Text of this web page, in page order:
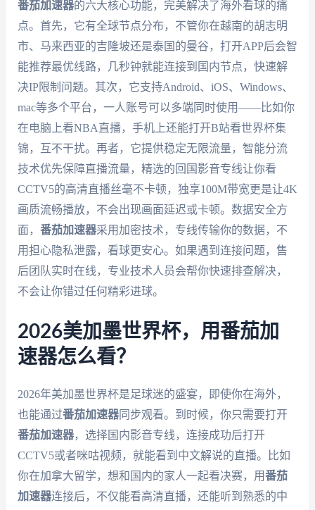
番茄加速器的六大核心功能，完美解决了海外看球的痛
点。首先，它有全球节点分布，不管你在越南的胡志明
市、马来西亚的吉隆坡还是泰国的曼谷，打开APP后会智
能推荐最优线路，几秒钟就能连接到国内节点，快速解
决IP限制问题。其次，它支持Android、iOS、Windows、
mac等多个平台，一人账号可以多端同时使用——比如你
在电脑上看NBA直播，手机上还能打开B站看世界杯集
锦，互不干扰。再者，它提供稳定无限流量，智能分流
技术优先保障直播流量，精选的回国影音专线让你看
CCTV5的高清直播丝毫不卡顿，独享100M带宽更是让4K
画质流畅播放，不会出现画面延迟或卡顿。数据安全方
面， 番茄加速器采用加密技术，专线传输你的数据，不
用担心隐私泄露，看球更安心。如果遇到连接问题，售
后团队实时在线，专业技术人员会帮你快速排查解决，
不会让你错过任何精彩进球。
2026美加墨世界杯，用番茄加
速器怎么看？
2026年美加墨世界杯是足球迷的盛宴，即使你在海外，
也能通过番茄加速器同步观看。到时候，你只需要打开
番茄加速器，选择国内影音专线，连接成功后打开
CCTV5或者咪咕视频，就能看到中文解说的直播。比如
你在加拿大留学，想和国内的家人一起看决赛，用番茄
加速器连接后，不仅能看高清直播，还能听到熟悉的中